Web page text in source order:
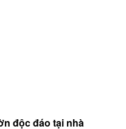
độc đáo tại nhà